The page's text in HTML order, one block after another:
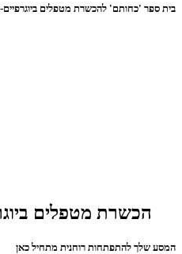
בית ספר 'כחותם' להכשרת מטפלים ביוגרפיים-
הכשרת מטפלים
המסע שלך להתפתחות רוחנית מתחיל כאן